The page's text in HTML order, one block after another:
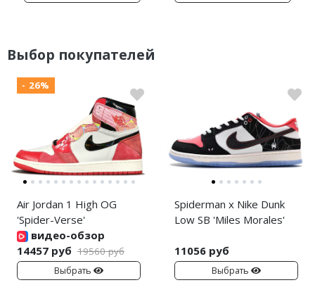
Выбор покупателей
- 26%
Air Jordan 1 High OG
'Spider-Verse'
видео-обзор
14457 руб 19560 руб
Выбрать
Spiderman x Nike Dunk
Low SB 'Miles Morales'
11056 руб
Выбрать